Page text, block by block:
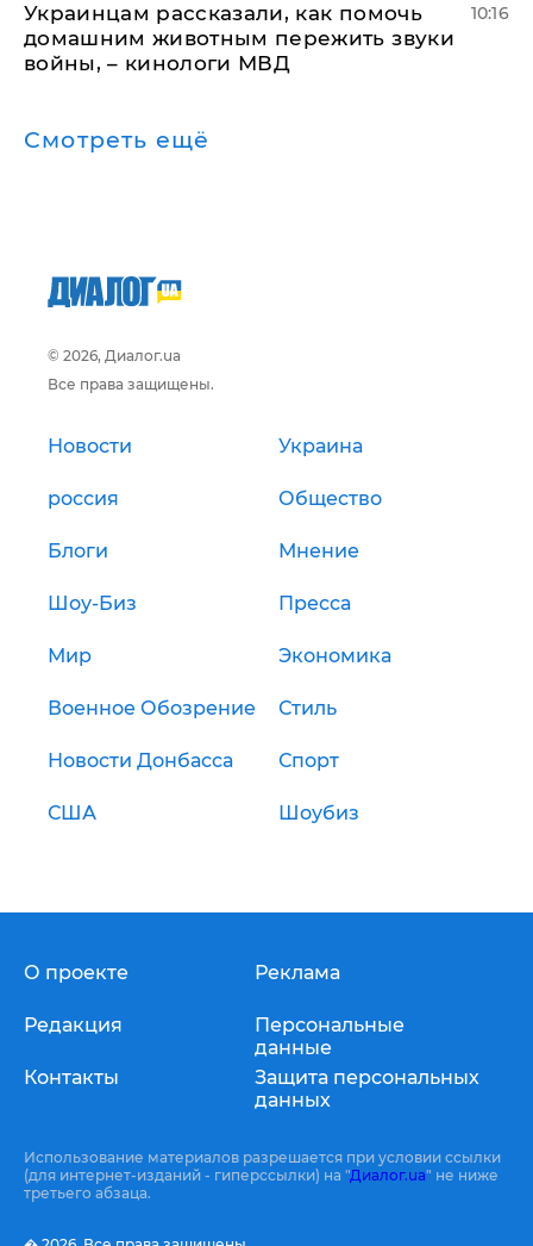
Украинцам рассказали, как помочь
домашним животным пережить звуки
войны, – кинологи МВД
10:16
Смотреть ещё
© 2026, Диалог.ua
Все права защищены.
Новости Украина
россия Общество
Блоги Мнение
Шоу-Биз Пресса
Мир Экономика
Военное Обозрение Стиль
Новости Донбасса Спорт
США Шоубиз
О проекте
Редакция
Контакты
Реклама
Персональные
данные
Защита персональных
данных
Использование материалов разрешается при условии ссылки
(для интернет-изданий - гиперссылки) на "Диалог.ua" не ниже
третьего абзаца.